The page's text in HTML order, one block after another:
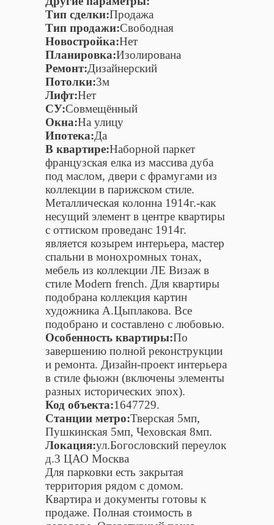
Тип сделки:Продажа
Тип продажи:Свободная
Новостройка:Нет
Планировка:Изолирована
Ремонт:Дизайнерский
Потолки:3м
Лифт:Нет
СУ:Совмещённый
Окна:На улицу
Ипотека:Да
В квартире:Наборной паркет
французская елка из массива дуба
под маслом, двери с фрамугами из
коллекции в парижском стиле.
Металлическая колонна 1914г.-как
несущий элемент в центре квартиры
с оттиском проведанс 1914г.
является козырем интерьера, мастер
спальни в монохромных тонах,
мебель из коллекции ЛЕ Визаж в
стиле Modern french. Для квартиры
подобрана коллекция картин
художника А.Цыплакова. Все
подобрано и составлено с любовью.
Особенность квартиры:По
завершению полной реконструкции
и ремонта. Дизайн-проект интерьера
в стиле фьюжн (включены элементы
разных исторических эпох).
Код объекта:1647729.
Станции метро:Тверская 5мп,
Пушкинская 5мп, Чеховская 8мп.
Локация:ул.Богословский переулок
д.3 ЦАО Москва
Для парковки есть закрытая
территория рядом с домом.
Квартира и документы готовы к
продаже. Полная стоимость в